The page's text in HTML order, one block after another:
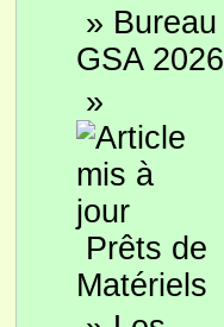
» Bureau
GSA 2026
»
Prêts de
Matériels